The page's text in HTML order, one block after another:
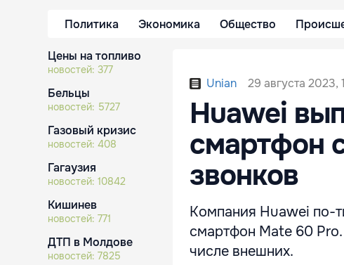
Политика Экономика Общество
Цены на топливо
новостей: 377
Бельцы
новостей: 5727
Газовый кризис
новостей: 408
Гагаузия
новостей: 10842
Кишинев
новостей: 771
ДТП в Молдове
новостей: 7825
Unian 29 августа 2023,
Huawei
смартфон
звонков
Компания Huawei по-
смартфон Mate 60
числе внешних.